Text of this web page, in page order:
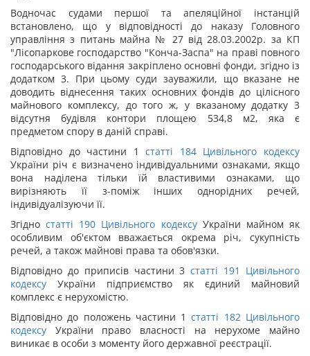
Водночас судами першої та апеляційної інстанцій
встановлено, що у відповідності до наказу Головного
управління з питань майна № 27 від 28.03.2002р. за КП
"Лісопаркове господарство "Конча-Заспа" на праві повного
господарського відання закріплено основні фонди, згідно із
додатком 3. При цьому суди зауважили, що вказане не
доводить віднесення таких основних фондів до цілісного
майнового комплексу, до того ж, у вказаному додатку 3
відсутня будівля контори площею 534,8 м2, яка є
предметом спору в даній справі.
Відповідно до частини 1статті 184 Цивільного кодексу
України річ є визначено індивідуальними ознаками, якщо
вона наділена тільки їй властивими ознаками, що
вирізняють її з-поміж інших однорідних речей,
індивідуалізуючи її.
Згідностатті 190 Цивільного кодексуУкраїни майном як
особливим об'єктом вважається окрема річ, сукупність
речей, а також майнові права та обов'язки.
Відповідно до приписів частини 3статті 191 Цивільного
кодексу України підприємство як єдиний майновий
комплекс є нерухомістю.
Відповідно до положень частини 1статті 182 Цивільного
кодексу України право власності на нерухоме майно
виникає в особи з моменту його державної реєстрації.